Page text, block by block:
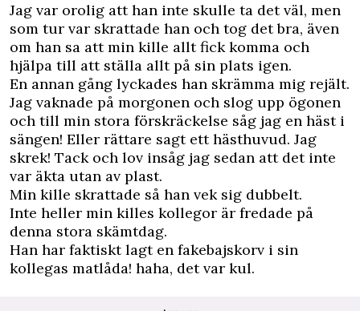
Jag var orolig att han inte skulle ta det väl, men
som tur var skrattade han och tog det bra, även
om han sa att min kille allt fick komma och
hjälpa till att ställa allt på sin plats igen.
En annan gång lyckades han skrämma mig rejält.
Jag vaknade på morgonen och slog upp ögonen
och till min stora förskräckelse såg jag en häst i
sängen! Eller rättare sagt ett hästhuvud. Jag
skrek! Tack och lov insåg jag sedan att det inte
var äkta utan av plast.
Min kille skrattade så han vek sig dubbelt.
Inte heller min killes kollegor är fredade på
denna stora skämtdag.
Han har faktiskt lagt en fakebajskorv i sin
kollegas matlåda! haha, det var kul.